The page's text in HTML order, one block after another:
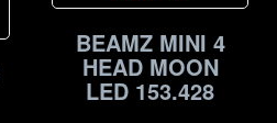
BEAMZ MINI 4
HEAD MOON
LED 153.428